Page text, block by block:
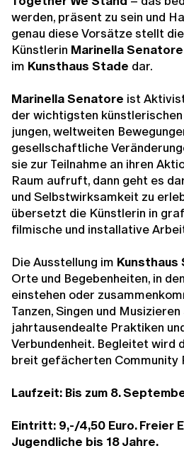
werden, präsent zu sein und
genau diese Vorsätze stellt
Künstlerin Marinella Senatore
im Kunsthaus Stade dar.
Marinella Senatore ist
der wichtigsten
jungen, weltweiten
gesellschaftliche
sie zur Teilnahme an ihren
Raum aufruft, dann geht es
und Selbstwirksamkeit zu
übersetzt die Künstlerin in
filmische und installative
Die Ausstellung im Kunsthaus
Orte und Begebenheiten, in
einstehen oder
Tanzen, Singen und
jahrtausendealte Praktiken
Verbundenheit. Begleitet wird
breit gefächerten Community
Laufzeit: Bis zum 8.
Eintritt: 9,-/4,50 Euro. Freier
Jugendliche bis 18 Jahre.